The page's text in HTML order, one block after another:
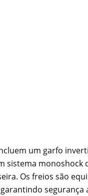
um garfo
sistema monoshock
Os freios são
segurança